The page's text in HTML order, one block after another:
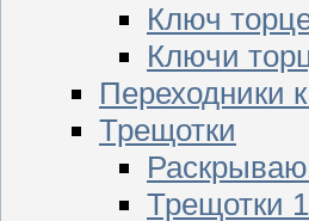
Ключ
Ключи
Переходники
Трещотки
Трещотки